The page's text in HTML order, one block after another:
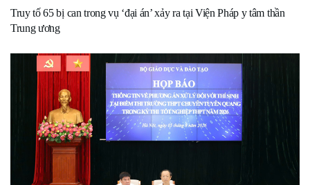
Truy tố 65 bị can trong vụ ‘đại án’ xảy ra tại Viện Pháp y tâm thần
Trung ương